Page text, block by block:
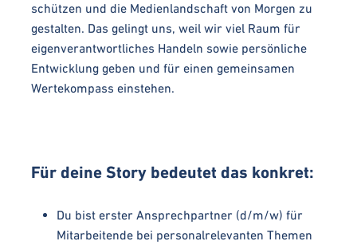
schützen und die Medienlandschaft von Morgen zu
gestalten. Das gelingt uns, weil wir viel Raum für
eigenverantwortliches Handeln sowie persönliche
Entwicklung geben und für einen gemeinsamen
Wertekompass einstehen.
Für deine Story bedeutet das konkret:
Du bist erster Ansprechpartner (d/m/w) für
Mitarbeitende bei personalrelevanten Themen